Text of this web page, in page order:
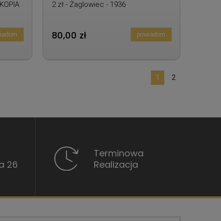
2 zł - Żaglowiec - 1936
80,00 zł powiadom
1 2
26
Terminowa
Realizacja